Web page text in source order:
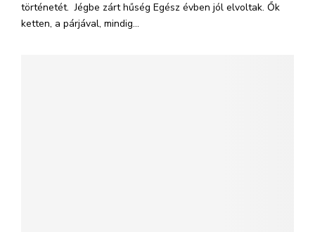
történetét. Jégbe zárt hűség Egész évben jól elvoltak. Ők
ketten, a párjával, mindig...